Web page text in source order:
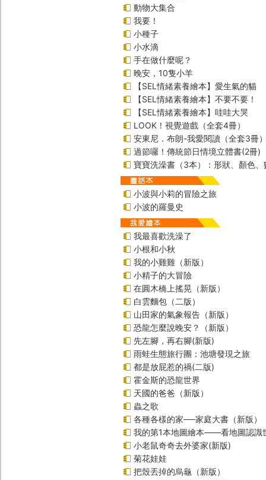
動物大集合
我要！
小種子
小水滴
手在做什麼呢？
晚安，10隻小羊
【SEL情緒素養繪本】愛生氣的貓
【SEL情緒素養繪本】不要不要！
【SEL情緒素養繪本】哇哇大哭
LOOK！視覺遊戲（全套4冊）
安東尼．布朗-我愛閱讀（全套3冊
過節囉！傳統節日情境立體書(2冊)
寶寶洗澡書（3本）：形狀、顏色、
小波與小莉的冒險之旅
小波的羅曼史
我最喜歡洗澡了
小根和小秋
我的小雞雞（新版）
小精子的大冒險
在圓木橋上搖晃（新版）
白雲麵包（二版）
山田家的氣象報告（新版）
恐龍怎麼說晚安？（新版）
先左腳，再右腳(新版)
雨蛙生態旅行團：池塘發現之旅
都是放屁惹的禍(二版)
霍金斯的恐龍世界
天國的爸爸（新版）
蟲之歌
各種各樣的家──家庭大書（新版）
我的第1本地圖繪本――看地圖認識
小老鼠奇奇去外婆家(新版)
菊花娃娃
把殼丟掉的烏龜（新版）